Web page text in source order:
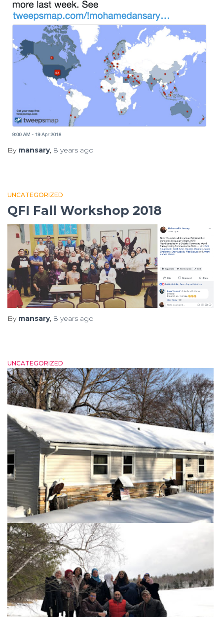
By mansary, 8 years ago
UNCATEGORIZED
QFI Fall Workshop 2018
By mansary, 8 years ago
UNCATEGORIZED